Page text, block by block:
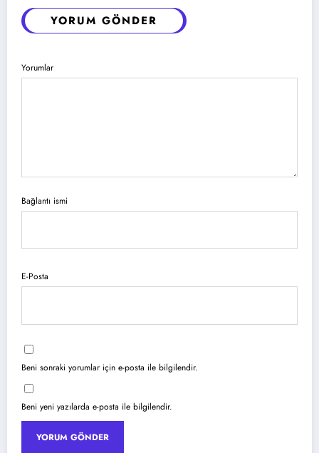
YORUM GÖNDER
Yorumlar
Bağlantı ismi
E-Posta
Beni sonraki yorumlar için e-posta ile bilgilendir.
Beni yeni yazılarda e-posta ile bilgilendir.